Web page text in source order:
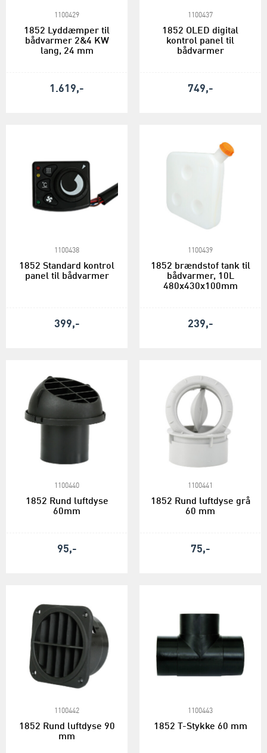
1100429
1852 Lyddæmper til
bådvarmer 2&4 KW
lang, 24 mm
1.619,-
1100437
1852 OLED digital
kontrol panel til
bådvarmer
749,-
1100438
1852 Standard kontrol
panel til bådvarmer
399,-
1100439
1852 brændstof tank til
bådvarmer, 10L
480x430x100mm
239,-
1100440
1852 Rund luftdyse
60mm
95,-
1100441
1852 Rund luftdyse grå
60 mm
75,-
1100442
1852 Rund luftdyse 90
mm
1100443
1852 T-Stykke 60 mm